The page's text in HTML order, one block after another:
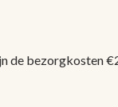
bezorgkosten